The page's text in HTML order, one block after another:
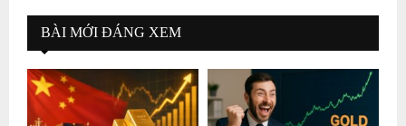
BÀI MỚI ĐÁNG XEM